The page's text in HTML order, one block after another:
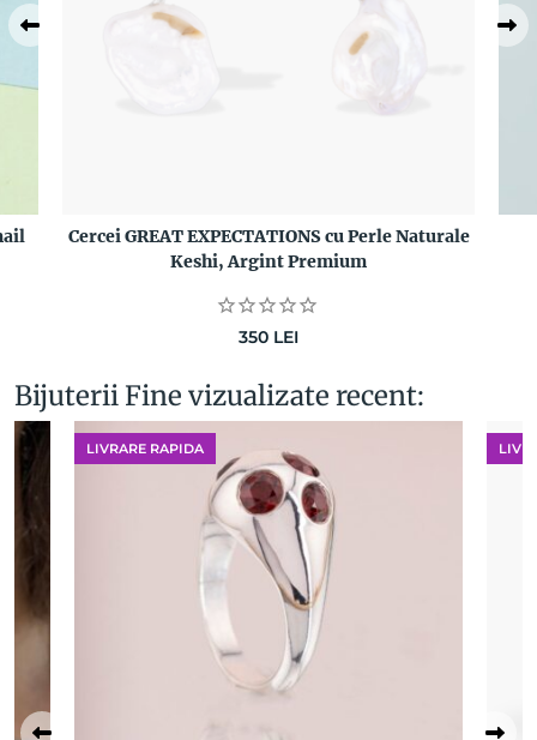
Cercei GREAT EXPECTATIONS cu Perle Naturale
Keshi, Argint Premium
350 LEI
Bijuterii Fine vizualizate recent:
LIVRARE RAPIDA